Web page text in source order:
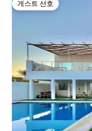
게스트 선호
게스트 선호